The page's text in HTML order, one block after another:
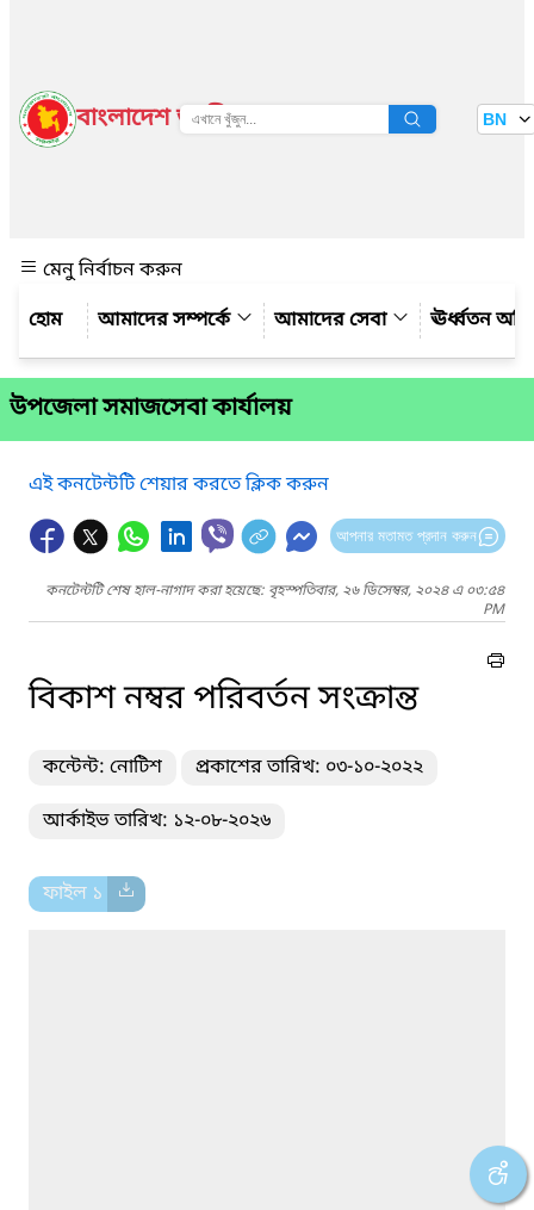
বাংলাদেশ জাতীয় তথ্য বাতায়ন BN
মেনু নির্বাচন করুন
আমাদের সম্পর্কে
আমাদের সেবা ঊর্ধ্বতন
উপজেলা সমাজসেবা কার্যালয়
এই কনটেন্টটি শেয়ার করতে ক্লিক করুন
আপনার মতামত প্রদান করুন
কনটেন্টটি শেষ হাল-নাগাদ করা হয়েছে: বৃহস্পতিবার, ২৬ ডিসেম্বর, ২০২৪ এ ০৩:৫৪
PM
বিকাশ নম্বর পরিবর্তন সংক্রান্ত
কন্টেন্ট: নোটিশ প্রকাশের তারিখ: ০৩-১০-২০২২
আর্কাইভ তারিখ: ১২-০৮-২০২৬
ফাইল ১